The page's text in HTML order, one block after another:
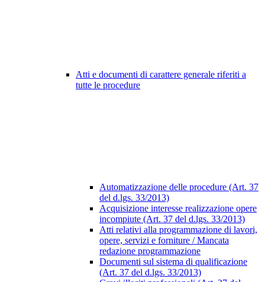
Atti e documenti di carattere generale riferiti a
tutte le procedure
Automatizzazione delle procedure (Art. 37
del d.lgs. 33/2013)
Acquisizione interesse realizzazione opere
incompiute (Art. 37 del d.lgs. 33/2013)
Atti relativi alla programmazione di lavori,
opere, servizi e forniture / Mancata
redazione programmazione
Documenti sul sistema di qualificazione
(Art. 37 del d.lgs. 33/2013)